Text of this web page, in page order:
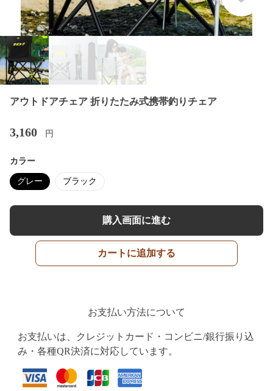
アウトドアチェア 折りたたみ式携帯釣りチェア
3,160 円
カラー
グレー ブラック
購入画面に進む
カートに追加する
お支払い方法について
お支払いは、クレジットカード・コンビニ/銀行振り込
み・各種QR決済に対応しています。